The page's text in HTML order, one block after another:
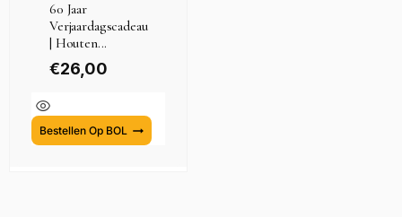
60 Jaar
Verjaardagscadeau
| Houten...
€26,00
Bestellen Op BOL